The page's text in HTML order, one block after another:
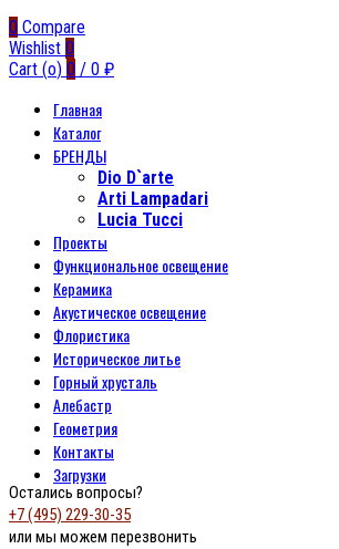
0 Compare
Wishlist 0
Cart (o) 0 / 0 ₽
Главная
Каталог
БРЕНДЫ
Dio D`arte
Arti Lampadari
Lucia Tucci
Проекты
Функциональное освещение
Керамика
Акустическое освещение
Флористика
Историческое литье
Горный хрусталь
Алебастр
Геометрия
Контакты
Загрузки
Остались вопросы?
+7 (495) 229-30-35
или мы можем перезвонить